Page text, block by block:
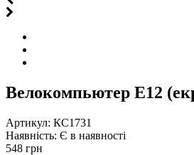
Велокомпьютер E12
Артикул: КС1731
Наявність: Є в наявності
548 грн